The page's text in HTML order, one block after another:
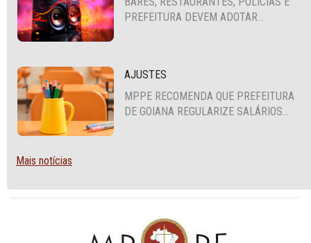
PREFEITURA DEVEM ADOTAR
AJUSTES
MPPE RECOMENDA QUE PREFEITURA
DE GOIANA REGULARIZE SALÁRIOS
Mais notícias